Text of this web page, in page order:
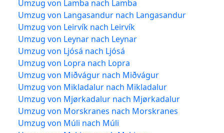
Umzug von Lamba nach Lamba
Umzug von Langasandur nach Langasandur
Umzug von Leirvík nach Leirvík
Umzug von Leynar nach Leynar
Umzug von Ljósá nach Ljósá
Umzug von Lopra nach Lopra
Umzug von Miðvágur nach Miðvágur
Umzug von Mikladalur nach Mikladalur
Umzug von Mjørkadalur nach Mjørkadalur
Umzug von Morskranes nach Morskranes
Umzug von Múli nach Múli